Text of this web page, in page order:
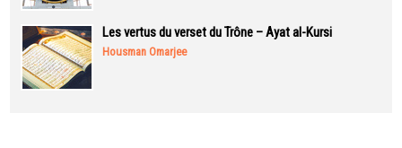
Les vertus du verset du Trône – Ayat al-Kursi
Housman Omarjee